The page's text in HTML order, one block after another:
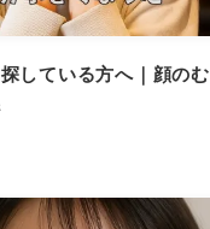
している方へ｜顔の